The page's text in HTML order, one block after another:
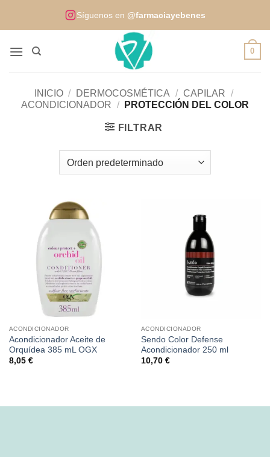
Síguenos en @farmaciayebenes
0
INICIO / DERMOCOSMÉTICA / CAPILAR /
ACONDICIONADOR / PROTECCIÓN DEL COLOR
FILTRAR
ACONDICIONADOR
Acondicionador Aceite de
Orquídea 385 mL OGX
8,05 €
ACONDICIONADOR
Sendo Color Defense
Acondicionador 250 ml
10,70 €